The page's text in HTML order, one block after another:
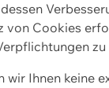
von Cookies
zu
wir Ihnen keine